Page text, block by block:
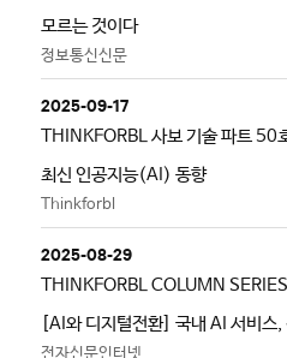
모르는 것이다
정보통신신문
2025-09-17
THINKFORBL 사보 기술 파트 50
최신 인공지능(AI) 동향
Thinkforbl
2025-08-29
THINKFORBL COLUMN SERIES
[AI와 디지털전환] 국내 AI 서비스
전자신문인터넷